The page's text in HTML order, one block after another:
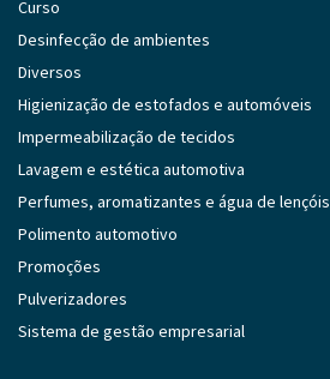
Curso
Desinfecção de ambientes
Diversos
Higienização de estofados e automóveis
Impermeabilização de tecidos
Lavagem e estética automotiva
Perfumes, aromatizantes e água de lençóis
Polimento automotivo
Promoções
Pulverizadores
Sistema de gestão empresarial